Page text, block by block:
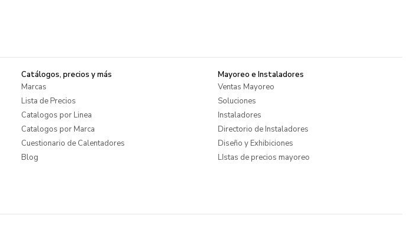
Catálogos, precios y más
Marcas
Lista de Precios
Catalogos por Linea
Catalogos por Marca
Cuestionario de Calentadores
Blog
Mayoreo e Instaladores
Ventas Mayoreo
Soluciones
Instaladores
Directorio de Instaladores
Diseño y Exhibiciones
LIstas de precios mayoreo